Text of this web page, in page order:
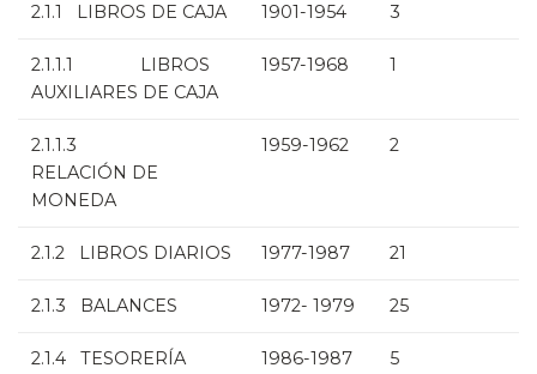
2.1.1 LIBROS DE CAJA 1901-1954 3
2.1.1.1 LIBROS
AUXILIARES DE CAJA
1957-1968 1
2.1.1.3
RELACIÓN DE
MONEDA
1959-1962 2
2.1.2 LIBROS DIARIOS 1977-1987 21
2.1.3 BALANCES 1972- 1979 25
2.1.4 TESORERÍA
1986-1987 5